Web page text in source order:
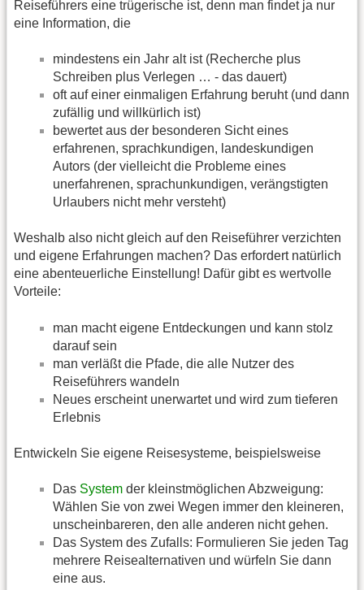
Reiseführers eine trügerische ist, denn man findet ja nur
eine Information, die
mindestens ein Jahr alt ist (Recherche plus
Schreiben plus Verlegen … - das dauert)
oft auf einer einmaligen Erfahrung beruht (und dann
zufällig und willkürlich ist)
bewertet aus der besonderen Sicht eines
erfahrenen, sprachkundigen, landeskundigen
Autors (der vielleicht die Probleme eines
unerfahrenen, sprachunkundigen, verängstigten
Urlaubers nicht mehr versteht)
Weshalb also nicht gleich auf den Reiseführer verzichten
und eigene Erfahrungen machen? Das erfordert natürlich
eine abenteuerliche Einstellung! Dafür gibt es wertvolle
Vorteile:
man macht eigene Entdeckungen und kann stolz
darauf sein
man verläßt die Pfade, die alle Nutzer des
Reiseführers wandeln
Neues erscheint unerwartet und wird zum tieferen
Erlebnis
Entwickeln Sie eigene Reisesysteme, beispielsweise
Das System der kleinstmöglichen Abzweigung:
Wählen Sie von zwei Wegen immer den kleineren,
unscheinbareren, den alle anderen nicht gehen.
Das System des Zufalls: Formulieren Sie jeden Tag
mehrere Reisealternativen und würfeln Sie dann
eine aus.